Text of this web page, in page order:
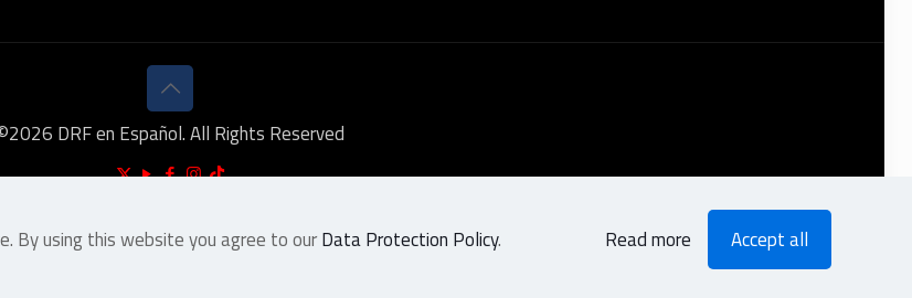
2026 DRF en Español. All Rights Reserved
By using this website you agree to ourData Protection Policy. Read more Accept all